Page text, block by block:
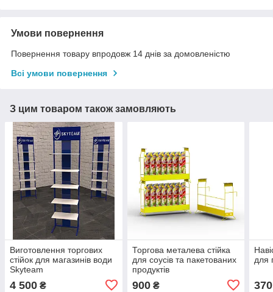
Умови повернення
Повернення товару впродовж 14 днів за домовленістю
Всі умови повернення
З цим товаром також замовляють
Виготовлення торгових
стійок для магазинів води
Skyteam
4 500 ₴
Торгова металева стійка
для соусів та пакетованих
продуктів
900₴
для
370